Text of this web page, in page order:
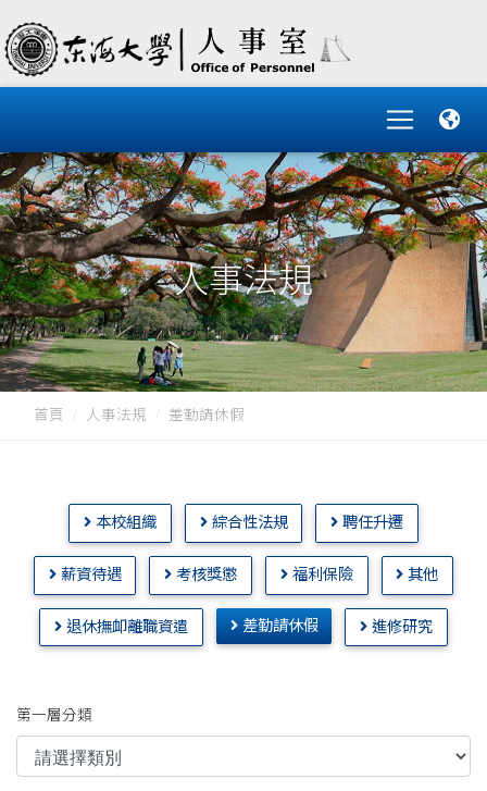
人事法規
首頁 人事法規 差勤請休假
本校組織 綜合性法規 聘任升遷
薪資待遇 考核獎懲 福利保險 其他
退休撫卹離職資遣 差勤請休假 進修研究
第一層分類